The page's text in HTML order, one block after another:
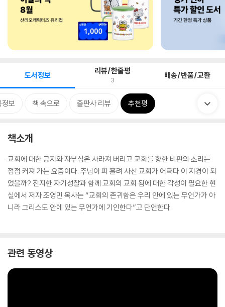
도서정보 리뷰/한줄평
3 배송/반품/교환
정보 책 속으로 출판사 리뷰 추천평
책소개
교회에 대한 긍지와 자부심은 사라져 버리고 교회를 향한 비판의 소리는
점점 커져 가는 요즘이다. 주님이 피 흘려 사신 교회가 어쩌다 이 지경이 되
었을까? 진지한 자기성찰과 함께 교회의 교회 됨에 대한 각성이 필요한 현
실에서 저자 조영민 목사는 “교회의 존귀함은 우리 안에 있는 무언가가 아
니라 그리스도 안에 있는 무언가에 기인한다”고 단언한다.
관련 동영상